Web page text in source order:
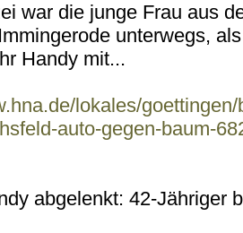
war die junge Frau aus
unterwegs,
Handy mit...
lokales/
auto-gegen-baum-
abgelenkt: 42-Jähriger